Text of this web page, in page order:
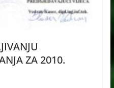
ZA 2010.